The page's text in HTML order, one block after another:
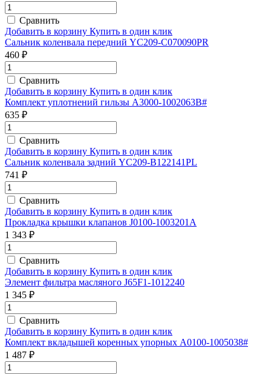
Сравнить
Добавить в корзину Купить в один клик
Сальник коленвала передний YC209-C070090PR
460 ₽
Сравнить
Добавить в корзину Купить в один клик
Комплект уплотнений гильзы A3000-1002063B#
635 ₽
Сравнить
Добавить в корзину Купить в один клик
Сальник коленвала задний YC209-B122141PL
741 ₽
Сравнить
Добавить в корзину Купить в один клик
Прокладка крышки клапанов J0100-1003201A
1 343 ₽
Сравнить
Добавить в корзину Купить в один клик
Элемент фильтра масляного J65F1-1012240
1 345 ₽
Сравнить
Добавить в корзину Купить в один клик
Комплект вкладышей коренных упорных A0100-1005038#
1 487 ₽